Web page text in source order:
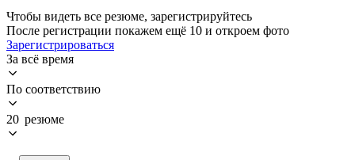
Чтобы видеть все резюме, зарегистрируйтесь
После регистрации покажем ещё 10 и откроем фото
Зарегистрироваться
За всё время
По соответствию
20 резюме